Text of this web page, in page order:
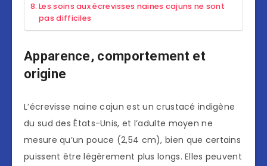
Les soins aux écrevisses naines cajuns ne sont
pas difficiles
Apparence, comportement et
origine
L’écrevisse naine cajun est un crustacé indigène
du sud des États-Unis, et l’adulte moyen ne
mesure qu’un pouce (2,54 cm), bien que certains
puissent être légèrement plus longs. Elles peuvent